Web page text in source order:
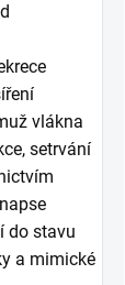
vlákna
setrvání
do stavu
a mimické